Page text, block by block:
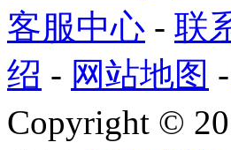
客服中心 - 联
绍 - 网站地图 -
Copyright ©